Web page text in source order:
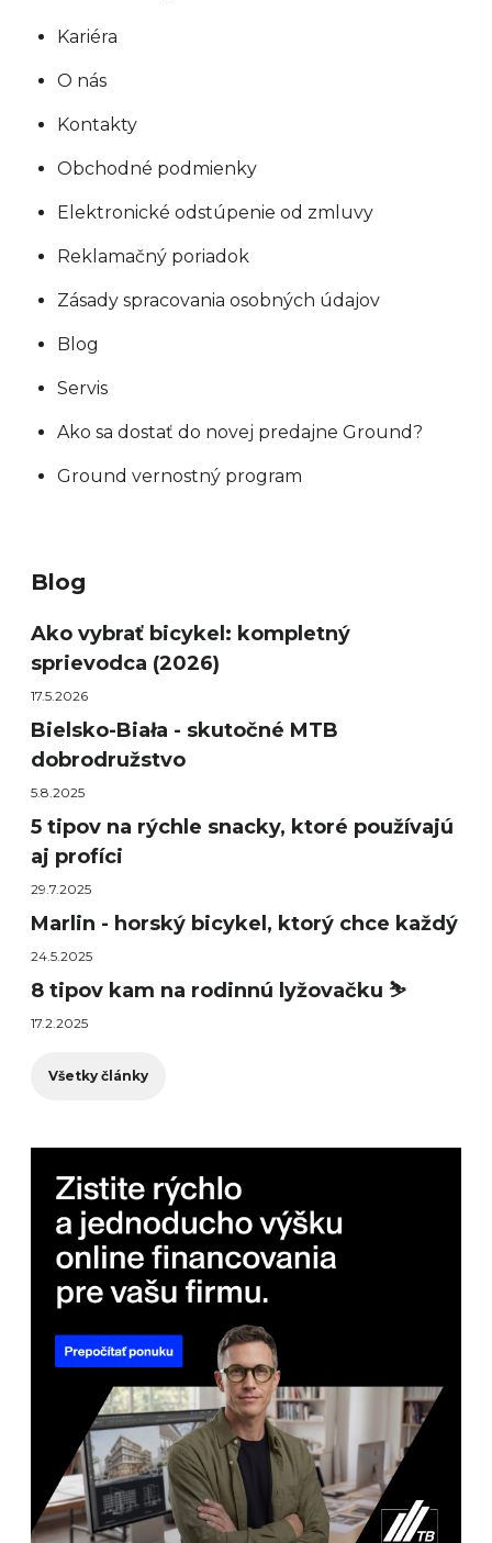
Kariéra
O nás
Kontakty
Obchodné podmienky
Elektronické odstúpenie od zmluvy
Reklamačný poriadok
Zásady spracovania osobných údajov
Blog
Servis
Ako sa dostať do novej predajne Ground?
Ground vernostný program
Blog
Ako vybrať bicykel: kompletný
sprievodca (2026)
17.5.2026
Bielsko-Biała - skutočné MTB
dobrodružstvo
5.8.2025
5 tipov na rýchle snacky, ktoré používajú
aj profíci
29.7.2025
Marlin - horský bicykel, ktorý chce každý
24.5.2025
8 tipov kam na rodinnú lyžovačku ⛷️
17.2.2025
Všetky články